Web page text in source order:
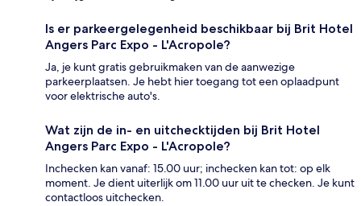
Is er parkeergelegenheid beschikbaar bij Brit Hotel
Angers Parc Expo - L'Acropole?
Ja, je kunt gratis gebruikmaken van de aanwezige
parkeerplaatsen. Je hebt hier toegang tot een oplaadpunt
voor elektrische auto's.
Wat zijn de in- en uitchecktijden bij Brit Hotel
Angers Parc Expo - L'Acropole?
Inchecken kan vanaf: 15.00 uur; inchecken kan tot: op elk
moment. Je dient uiterlijk om 11.00 uur uit te checken. Je kunt
contactloos uitchecken.